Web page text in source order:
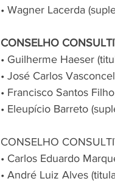
• Wagner Lacerda
CONSELHO
• Guilherme Haeser
• José Carlos
• Francisco Santos
• Eleupício Barreto
CONSELHO
• Carlos Eduardo
• André Luiz Alves